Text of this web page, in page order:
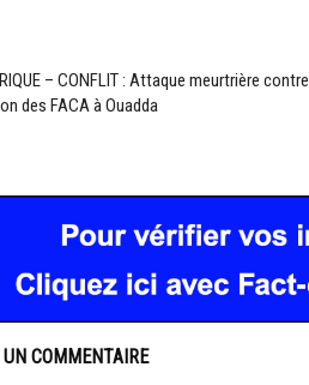
– CONFLIT : Attaque meurtrière contre
des FACA à Ouadda
UN COMMENTAIRE